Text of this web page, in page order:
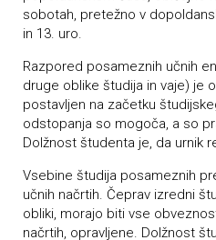
sobotah, pretežno v
in 13. uro.
Razpored posameznih učnih
druge oblike študija in vaje) je
postavljen na začetku
odstopanja so mogoča, a so
Dolžnost študenta je, da urnik
Vsebine študija posameznih
učnih načrtih. Čeprav izredni
obliki, morajo biti vse
načrtih, opravljene. Dolžnost